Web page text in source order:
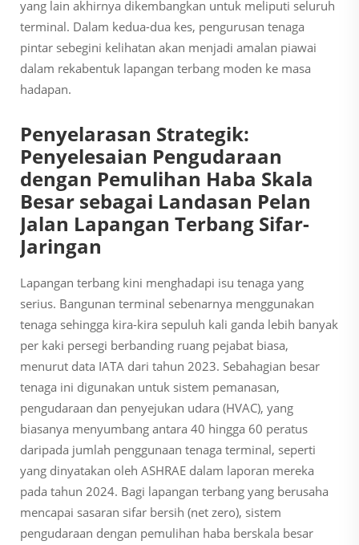
yang lain akhirnya dikembangkan untuk meliputi seluruh
terminal. Dalam kedua-dua kes, pengurusan tenaga
pintar sebegini kelihatan akan menjadi amalan piawai
dalam rekabentuk lapangan terbang moden ke masa
hadapan.
Penyelarasan Strategik:
Penyelesaian Pengudaraan
dengan Pemulihan Haba Skala
Besar sebagai Landasan Pelan
Jalan Lapangan Terbang Sifar-
Jaringan
Lapangan terbang kini menghadapi isu tenaga yang
serius. Bangunan terminal sebenarnya menggunakan
tenaga sehingga kira-kira sepuluh kali ganda lebih banyak
per kaki persegi berbanding ruang pejabat biasa,
menurut data IATA dari tahun 2023. Sebahagian besar
tenaga ini digunakan untuk sistem pemanasan,
pengudaraan dan penyejukan udara (HVAC), yang
biasanya menyumbang antara 40 hingga 60 peratus
daripada jumlah penggunaan tenaga terminal, seperti
yang dinyatakan oleh ASHRAE dalam laporan mereka
pada tahun 2024. Bagi lapangan terbang yang berusaha
mencapai sasaran sifar bersih (net zero), sistem
pengudaraan dengan pemulihan haba berskala besar